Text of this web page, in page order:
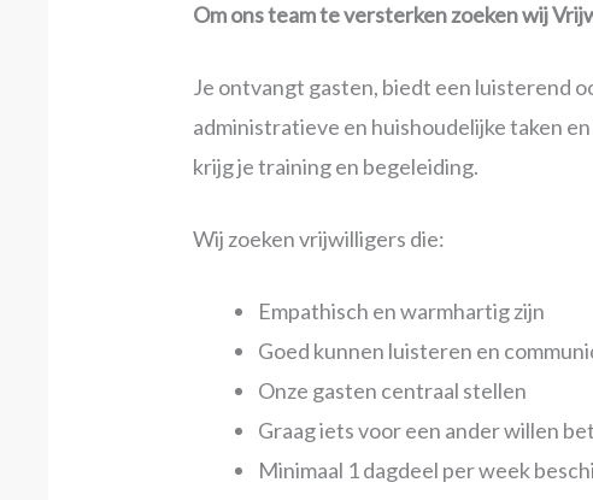
Om ons team te versterken zoeken wij
Je ontvangt gasten, biedt een luisterend
administratieve en huishoudelijke taken
krijg je training en begeleiding.
Wij zoeken vrijwilligers die:
Empathisch en warmhartig zijn
Goed kunnen luisteren en
Onze gasten centraal stellen
Graag iets voor een ander willen
Minimaal 1 dagdeel per week